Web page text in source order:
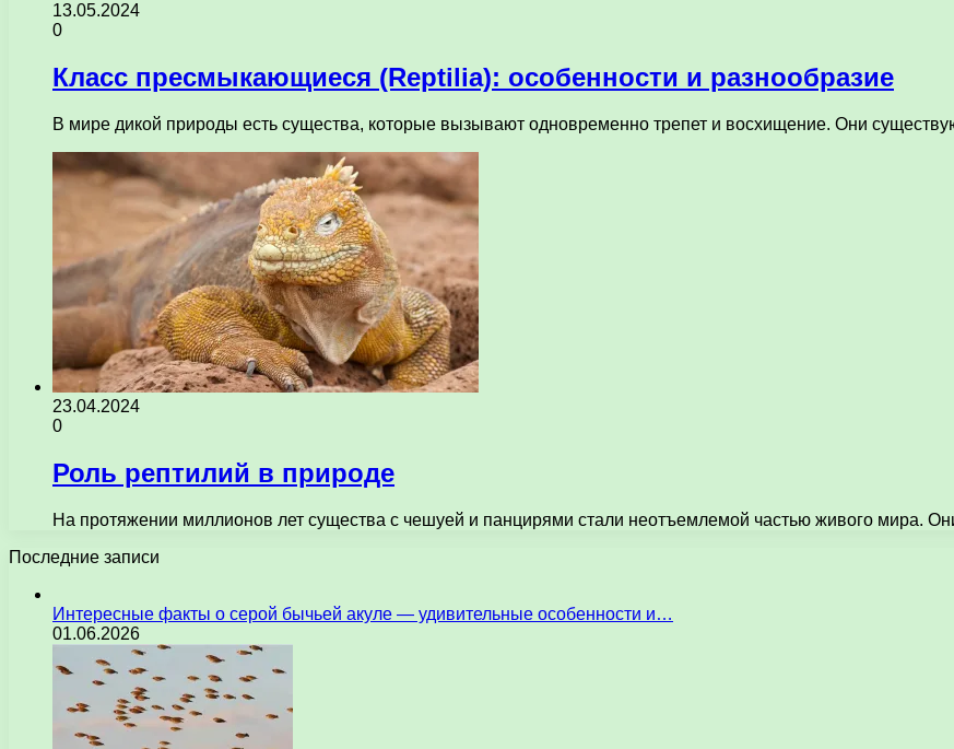
13.05.2024
0
Класс пресмыкающиеся (Reptilia): особенности и разнообразие
В мире дикой природы есть существа, которые вызывают одновременно трепет и восхищение. Они
23.04.2024
0
Роль рептилий в природе
На протяжении миллионов лет существа с чешуей и панцирями стали неотъемлемой частью живого мира.
Последние записи
Интересные факты о серой бычьей акуле — удивительные особенности и…
01.06.2026